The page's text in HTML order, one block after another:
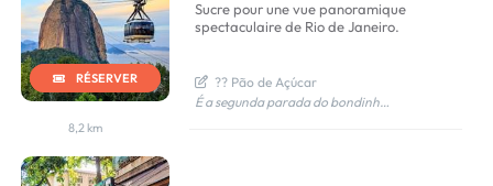
RÉSERVER
Sucre pour une vue panoramique
spectaculaire de Rio de Janeiro.
?? Pão de Açúcar
É a segunda parada do bondinho. Fica mais alto (396 metros). Vista mais panorâmica: vê Niterói, Copacabana, Ipanema, Pedra da Gávea, etc. É onde rola o sunset mais incrível. Como funciona o passeio: Você pega o bondinho na base da Urca Ele sobe até o Morro da Urca (você pode descer, explorar e depois seguir) Depois você pega outro bondinho até o Pão de Açúcar Dá pra voltar e parar de novo no Morro da Urca se quiser ?? Resumo prático: Mesmo passeio, dois mirantes. Se tiver tempo, vale c
8,2 km